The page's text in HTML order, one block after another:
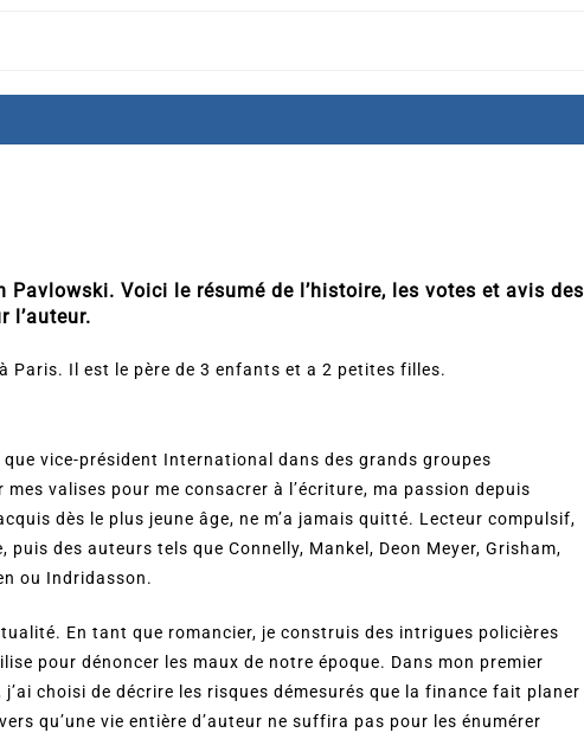
Pavlowski. Voici le résumé de l’histoire, les votes et avis des
l’auteur.
Paris. Il est le père de 3 enfants et a 2 petites filles.
vice-président International dans des grands groupes
mes valises pour me consacrer à l’écriture, ma passion depuis
dès le plus jeune âge, ne m’a jamais quitté. Lecteur compulsif,
puis des auteurs tels que Connelly, Mankel, Deon Meyer, Grisham,
ou Indridasson.
En tant que romancier, je construis des intrigues policières
pour dénoncer les maux de notre époque. Dans mon premier
choisi de décrire les risques démesurés que la finance fait planer
qu’une vie entière d’auteur ne suffira pas pour les énumérer
Dans Thriller
Le coupable n’est pas Camille